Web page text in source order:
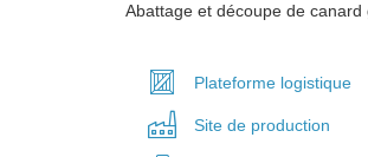
Abattage et découpe de canard
Plateforme logistique
Site de production